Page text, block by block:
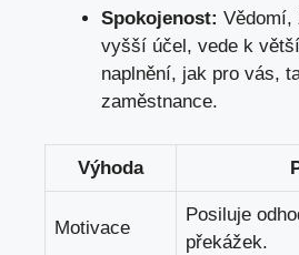
Spokojenost: Vědomí,
vyšší účel, vede k
naplnění, jak pro vás,
zaměstnance.
Výhoda
Motivace
Posiluje
překážek.